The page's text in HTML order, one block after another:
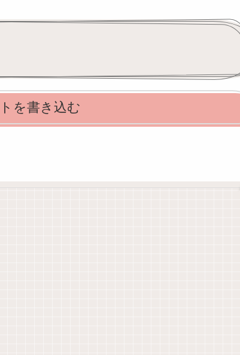
を書き込む